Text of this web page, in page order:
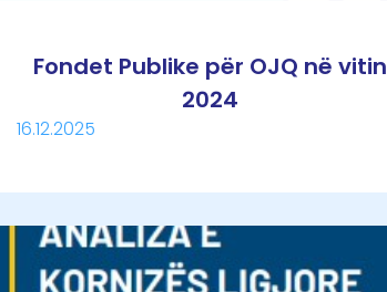
Fondet Publike për OJQ në vitin
2024
16.12.2025